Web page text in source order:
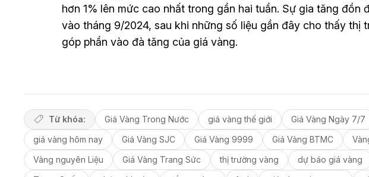
hơn 1% lên mức cao nhất trong gần hai tuần. Sự gia tăng đồn
vào tháng 9/2024, sau khi những số liệu gần đây cho thấy thị
góp phần vào đà tăng của giá vàng.
Từ khóa: Giá Vàng Trong Nước giá vàng thế giới Giá Vàng Ngày 7/7
giá vàng hôm nay
Giá Vàng SJC Giá Vàng 9999 Giá Vàng BTMC
Vàng nguyên Liệu
Giá Vàng Trang Sức thị trường vàng dự báo giá vàng